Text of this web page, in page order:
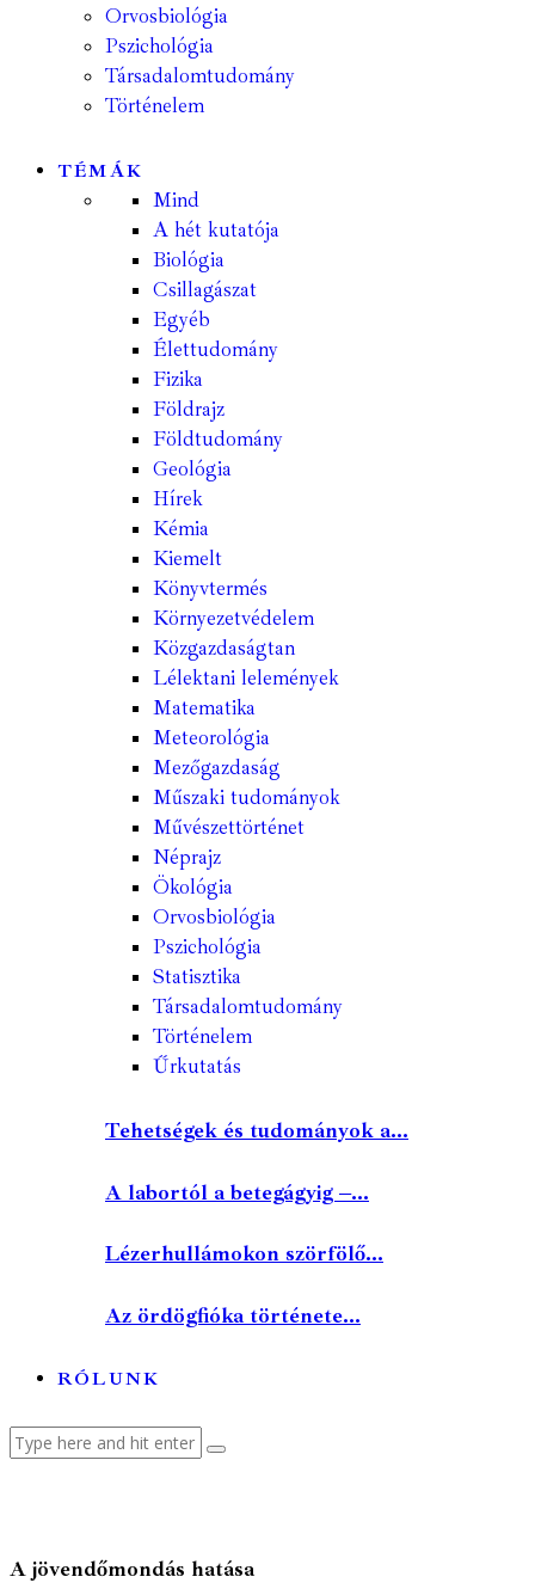
Orvosbiológia
Pszichológia
Társadalomtudomány
Történelem
TÉMÁK
Mind
A hét kutatója
Biológia
Csillagászat
Egyéb
Élettudomány
Fizika
Földrajz
Földtudomány
Geológia
Hírek
Kémia
Kiemelt
Könyvtermés
Környezetvédelem
Közgazdaságtan
Lélektani lelemények
Matematika
Meteorológia
Mezőgazdaság
Műszaki tudományok
Művészettörténet
Néprajz
Ökológia
Orvosbiológia
Pszichológia
Statisztika
Társadalomtudomány
Történelem
Űrkutatás
Tehetségek és tudományok a...
A labortól a betegágyig –...
Lézerhullámokon szörfölő...
Az ördögfióka története...
RÓLUNK
A jövendőmondás hatása